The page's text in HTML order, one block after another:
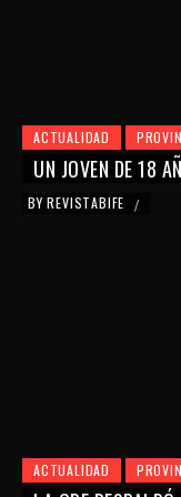
ACTUALIDAD
UN JOVEN DE 18
BY REVISTABIFE /
ACTUALIDAD